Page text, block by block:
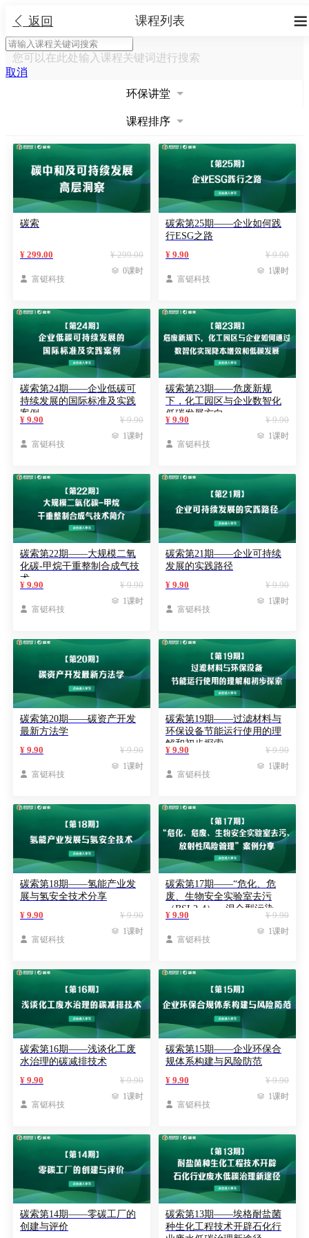
 返回 
课程列表
您可以在此处输入课程关键词进行搜索
取消
环保讲堂
课程排序
碳索
¥ 299.00
¥ 299.00
 富铤科技
 0课时
碳索第25期——企业如何践
行ESG之路
¥ 9.90
¥ 9.90
 富铤科技
 1课时
碳索第24期——企业低碳可
持续发展的国际标准及实践
案例
¥ 9.90
¥ 9.90
 富铤科技
 1课时
碳索第23期——危废新规
下，化工园区与企业数智化
低碳发展方向
¥ 9.90
¥ 9.90
 富铤科技
 1课时
碳索第22期——大规模二氧
化碳-甲烷干重整制合成气技
术
¥ 9.90
¥ 9.90
 富铤科技
 1课时
碳索第21期——企业可持续
发展的实践路径
¥ 9.90
¥ 9.90
 富铤科技
 1课时
碳索第20期——碳资产开发
最新方法学
¥ 9.90
¥ 9.90
 富铤科技
 1课时
碳索第19期——过滤材料与
环保设备节能运行使用的理
解和初步探索
¥ 9.90
¥ 9.90
 富铤科技
 1课时
碳索第18期——氢能产业发
展与氢安全技术分享
¥ 9.90
¥ 9.90
 富铤科技
 1课时
碳索第17期——“危化、危
废、生物安全实验室去污
（BSL2-4）、混合型污染、
放射性风险管理”案例分享
¥ 9.90
¥ 9.90
 富铤科技
 1课时
碳索第16期——浅谈化工废
水治理的碳减排技术
¥ 9.90
¥ 9.90
 富铤科技
 1课时
碳索第15期——企业环保合
规体系构建与风险防范
¥ 9.90
¥ 9.90
 富铤科技
 1课时
碳索第14期——零碳工厂的
创建与评价
碳索第13期——埃格耐盐菌
种生化工程技术开辟石化行